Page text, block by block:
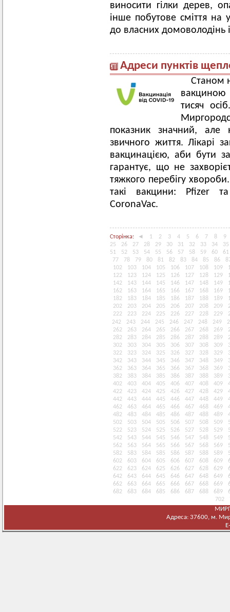
виносити гілки дерев,
інше побутове сміття на
до власних домоволодінь
Адреси пунктів
Станом
тисяч
показник значний, але
звичного життя. Лікарі
вакцинацією, аби бути
гарантує, що не
тяжкого перебігу
такі вакцини: Pfizer
CoronaVac.
Сторінка: ◄ 1 2 3 4 5 6 7 8
9
25
26 27 28 29 30 31 32 33 34
35
51
52 53 54 55 56 57 58 59 60
61
77
78 79 80 81 82 83 84 85 86
102
103 104 105 106 107 108 109
122
123 124 125 126 127 128 129
142
143 144 145 146 147 148 149
162
163 164 165 166 167 168 169
182
183 184 185 186 187 188 189
202
203 204 205 206 207 208 209
222
223 224 225 226 227 228 229
242
243 244 245 246 247 248 249
262
263 264 265 266 267 268 269
282
283 284 285 286 287 288 289
302
303 304 305 306 307 308 309
322
323 324 325 326 327 328 329
342
343 344 345 346 347 348 349
362
363 364 365 366 367 368 369
382
383 384 385 386 387 388 389
402
403 404 405 406 407 408 409
422
423 424 425 426 427 428 429
442
443 444 445 446 447 448 449
462
463 464 465 466 467 468 469
482
483 484 485 486 487 488 489
502
503 504 505 506 507 508 509
522
523 524 525 526 527 528 529
542
543 544 545 546 547 548 549
562
563 564 565 566 567 568 569
582
583 584 585 586 587 588 589
602
603 604 605 606 607 608 609
622
623 624 625 626 627 628 629
642
643 644 645 646 647 648 649
662
663 664 665 666 667 668 669
682
683 684 685 686 687 688 689
702
Адреса: 37600, м.